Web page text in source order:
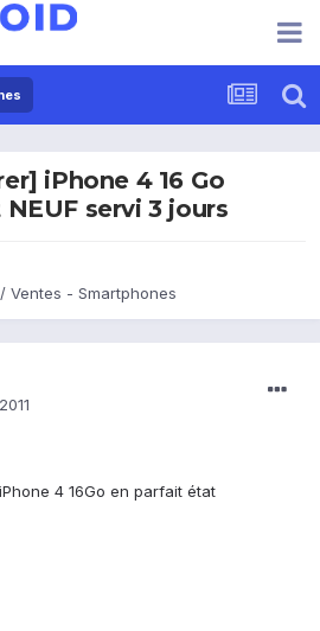
iPhone 4 16 Go
servi 3 jours
Ventes - Smartphones
4 16Go en parfait état